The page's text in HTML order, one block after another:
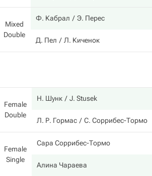
Mixed
Double
Ф. Кабрал Э. Перес
Д. Пел Л. Киченок
Female
Double
Н. Шунк J. Stusek
Л. Р. Гормас С. Соррибес-Тормо
Female
Single
Сара Соррибес-Тормо
Алина Чараева